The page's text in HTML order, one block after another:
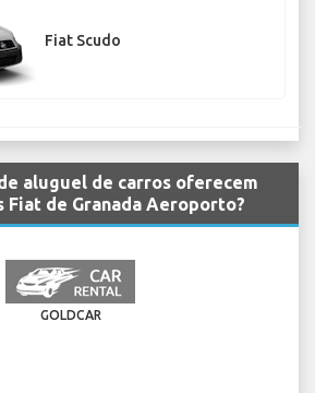
Fiat Scudo
aluguel de carros oferecem
Fiat de Granada Aeroporto?
GOLDCAR